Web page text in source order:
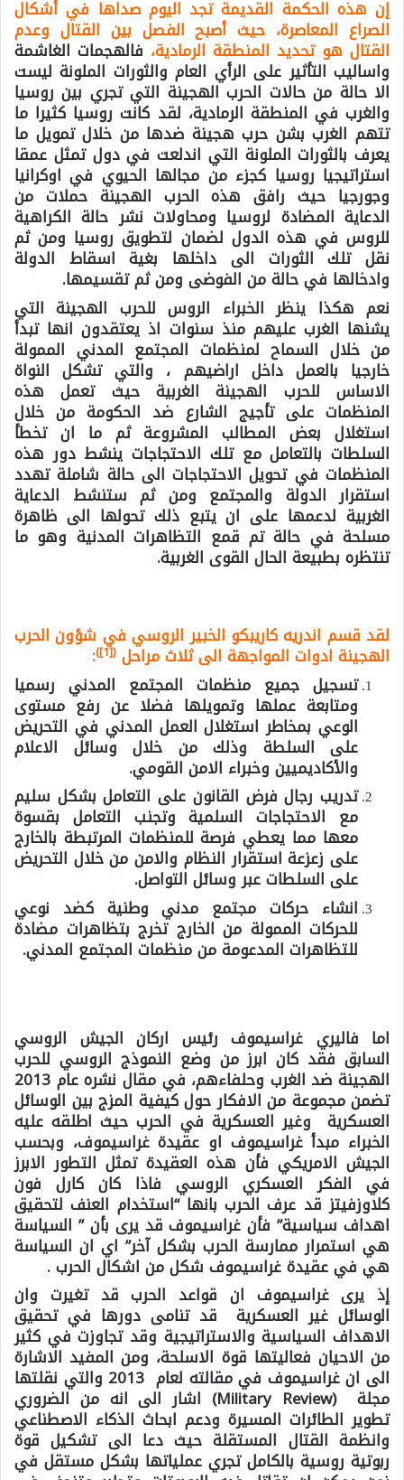
إن هذه الحكمة القديمة تجد اليوم صداها في أشكال
الصراع المعاصرة، حيث أصبح الفصل بين القتال وعدم
القتال هو تحديد المنطقة الرمادية، فالهجمات الغاشمة
واساليب التأثير على الرأي العام والثورات الملونة ليست
الا حالة من حالات الحرب الهجينة التي تجري بين روسيا
والغرب في المنطقة الرمادية، لقد كانت روسيا كثيرا ما
تتهم الغرب بشن حرب هجينة ضدها من خلال تمويل ما
يعرف بالثورات الملونة التي اندلعت في دول تمثل عمقا
استراتيجيا روسيا كجزء من مجالها الحيوي في اوكرانيا
وجورجيا حيث رافق هذه الحرب الهجينة حملات من
الدعاية المضادة لروسيا ومحاولات نشر حالة الكراهية
للروس في هذه الدول لضمان لتطويق روسيا ومن ثم
نقل تلك الثورات الى داخلها بغية اسقاط الدولة
وادخالها في حالة من الفوضى ومن ثم تقسيمها.
نعم هكذا ينظر الخبراء الروس للحرب الهجينة التي
يشنها الغرب عليهم منذ سنوات اذ يعتقدون انها تبدأ
من خلال السماح لمنظمات المجتمع المدني الممولة
خارجيا بالعمل داخل اراضيهم ، والتي تشكل النواة
الاساس للحرب الهجينة الغربية حيث تعمل هذه
المنظمات على تأجيج الشارع ضد الحكومة من خلال
استغلال بعض المطالب المشروعة ثم ما ان تخطأ
السلطات بالتعامل مع تلك الاحتجاجات ينشط دور هذه
المنظمات في تحويل الاحتجاجات الى حالة شاملة تهدد
استقرار الدولة والمجتمع ومن ثم ستنشط الدعاية
الغربية لدعمها على ان يتبع ذلك تحولها الى ظاهرة
مسلحة في حالة تم قمع التظاهرات المدنية وهو ما
تنتظره بطبيعة الحال القوى الغربية.
لقد قسم اندريه كاريبكو الخبير الروسي في شؤون الحرب
الهجينة ادوات المواجهة الى ثلاث مراحل (
[1]
)
:
تسجيل جميع منظمات المجتمع المدني رسميا
ومتابعة عملها وتمويلها فضلا عن رفع مستوى
الوعي بمخاطر استغلال العمل المدني في التحريض
على السلطة وذلك من خلال وسائل الاعلام
والأكاديميين وخبراء الامن القومي.
تدريب رجال فرض القانون على التعامل بشكل سليم
مع الاحتجاجات السلمية وتجنب التعامل بقسوة
معها مما يعطي فرصة للمنظمات المرتبطة بالخارج
على زعزعة استقرار النظام والامن من خلال التحريض
على السلطات عبر وسائل التواصل.
انشاء حركات مجتمع مدني وطنية كضد نوعي
للحركات الممولة من الخارج تخرج بتظاهرات مضادة
للتظاهرات المدعومة من منظمات المجتمع المدني.
اما فاليري غراسيموف رئيس اركان الجيش الروسي
السابق فقد كان ابرز من وضع النموذج الروسي للحرب
الهجينة ضد الغرب وحلفاءهم، في مقال نشره عام 2013
تضمن مجموعة من الافكار حول كيفية المزج بين الوسائل
العسكرية وغير العسكرية في الحرب حيث اطلقه عليه
الخبراء مبدأ غراسيموف او عقيدة غراسيموف، وبحسب
الجيش الامريكي فأن هذه العقيدة تمثل التطور الابرز
في الفكر العسكري الروسي فاذا كان كارل فون
كلاوزفيتز قد عرف الحرب بانها “استخدام العنف لتحقيق
اهداف سياسية” فأن غراسيموف قد يرى بأن ” السياسة
هي استمرار ممارسة الحرب بشكل آخر” اي ان السياسة
هي في عقيدة غراسيموف شكل من اشكال الحرب .
إذ يرى غراسيموف ان قواعد الحرب قد تغيرت وان
الوسائل غير العسكرية قد تنامى دورها في تحقيق
الاهداف السياسية والاستراتيجية وقد تجاوزت في كثير
من الاحيان فعاليتها قوة الاسلحة، ومن المفيد الاشارة
الى ان غراسيموف في مقالته لعام 2013 والتي نقلتها
مجلة (Military Review) اشار الى انه من الضروري
تطوير الطائرات المسيرة ودعم ابحاث الذكاء الاصطناعي
وانظمة القتال المستقلة حيث دعا الى تشكيل قوة
ربوتية روسية بالكامل تجري عملياتها بشكل مستقل في